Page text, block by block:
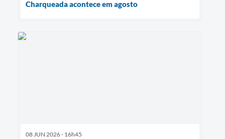
Charqueada acontece em agosto
08 JUN 2026 - 16h45